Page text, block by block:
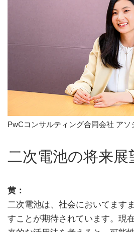
PwCコンサルティング合同会社 アソ
二次電池の将来展
黄：
二次電池は、社会においてます
すことが期待されています。現